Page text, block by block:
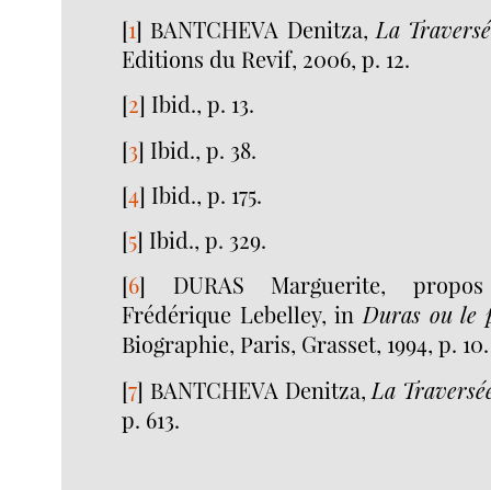
[1] BANTCHEVA Denitza, La
Editions du Revif, 2006, p. 12.
[2] Ibid., p. 13.
[3] Ibid., p. 38.
[4] Ibid., p. 175.
[5] Ibid., p. 329.
[6] DURAS Marguerite,
Frédérique Lebelley, inDuras ou le
Biographie, Paris, Grasset, 1994, p. 10.
[7] BANTCHEVA Denitza, La
p. 613.